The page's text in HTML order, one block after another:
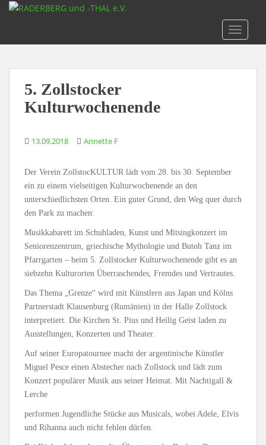
p
5. Zollstocker
Kulturwochenende
13.09.2018 Annette F
Der Verein ZollstocKULTUR lädt vom 28. bis 30. September
ein zu einem vielseitigen Kulturwochenende an den
unterschiedlichsten Orten. Ein guter Grund, den Weg quer durch
den Park zu machen:
Musikkabarett im Schuhladen, Kunst und Mitsingkonzert im
Seniorenzentrum, griechische Mythologie und Butoh Tanz im
Pfarrgarten – beim 5. Zollstocker Kulturwochenende gibt es an
siebzehn Kulturorten Überraschendes, Fremdes und Vertrautes.
Das Thema „Grenze“ wird mit Künstlern aus Japan und Kölns
Partnerstadt Klausenburg (Rumänien) in der Halle Zollstock
interpretiert. Die Kirchen St. Pius und Heilig Geist laden zu
Ausstellungen, Konzerten und Theater.
Auf seiner Europatournee macht der argentinische Künstler
Miguel Pesce einen Abstecher nach Zollstock und lädt zum
Konzert populärer Musik aus seiner Heimat. Mit Nachtigall &
Lerche
performen Jugendliche Stücke aus Musicals, wobei Adele, Elvis
und Rihanna auch nicht fehlen dürfen.